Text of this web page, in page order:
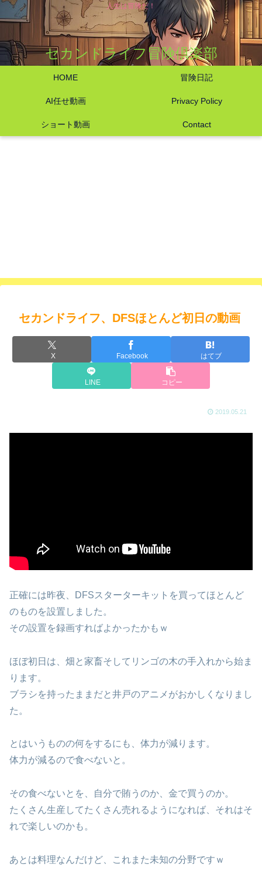
人生は冒険だ！
セカンドライフ冒険倶楽部
HOME 冒険日記
AI任せ動画 Privacy Policy
ショート動画 Contact
セカンドライフ、DFSほとんど初日の動画
X Facebook はてブ
LINE コピー
2019.05.21
正確には昨夜、DFSスターターキットを買ってほとんど
のものを設置しました。
その設置を録画すればよかったかもｗ
ほぼ初日は、畑と家畜そしてリンゴの木の手入れから始ま
ります。
ブラシを持ったままだと井戸のアニメがおかしくなりまし
た。
とはいうものの何をするにも、体力が減ります。
体力が減るので食べないと。
その食べないとを、自分で賄うのか、金で買うのか。
たくさん生産してたくさん売れるようになれば、それはそ
れで楽しいのかも。
あとは料理なんだけど、これまた未知の分野ですｗ